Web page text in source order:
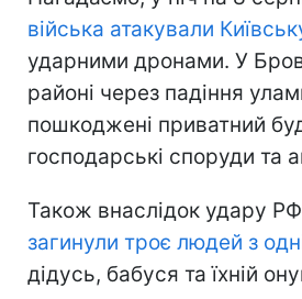
війська атакували
ударними дронами. У
районі через падіння
пошкоджені приватний
господарські споруди та
Також внаслідок удару РФ
загинули троє людей з
дідусь, бабуся та їхній